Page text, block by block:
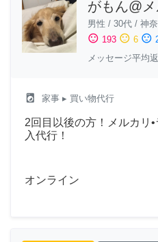
がもん@
男性 / 30代 / 神
sentiment_satisfied 193 sentiment_neutral 6 sentiment_dissatisfied
メッセージ平均
local_laundry_service 家事 ▸ 買い物代行
2回目以後の方！メルカリ
入代行！
オンライン